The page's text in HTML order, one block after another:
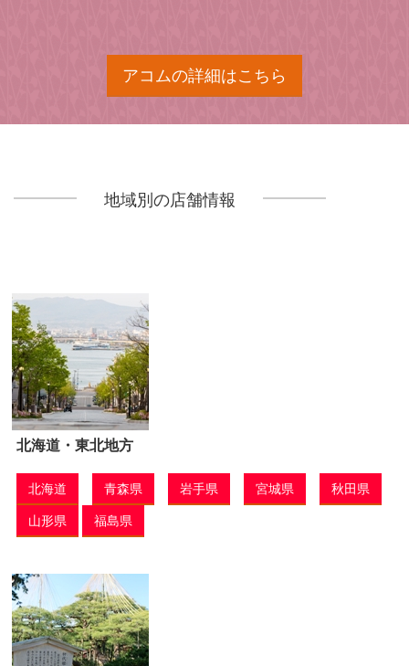
アコムの詳細はこちら
地域別の店舗情報
北海道・東北地方
北海道 青森県 岩手県 宮城県
秋田県
山形県
福島県